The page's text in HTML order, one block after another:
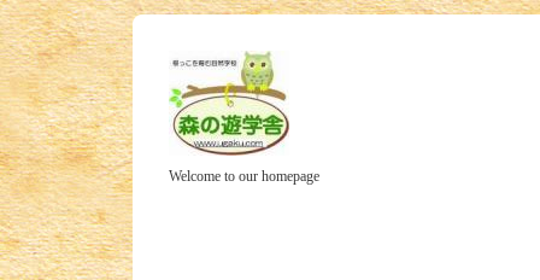
Welcome to our homepage